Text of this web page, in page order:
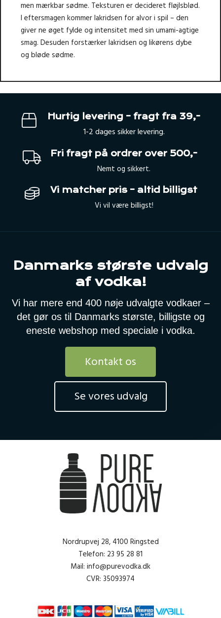
men mærkbar sødme. Teksturen er decideret fløjlsblød.
I eftersmagen kommer lakridsen for alvor i spil – den
giver ne øget fylde og intensitet med sin umami-agtige
smag. Desuden forstærker lakridsen og likørens dybe
og bløde sødme.
Hurtig levering – fragt fra 39,-
1-2 dages sikker levering.
Fri fragt på ordrer over 500,-
Nemt og sikkert.
Vi matcher pris – altid billigst
Vi vil være billigst!
Danmarks største udvalg
af vodka!
Vi har mere end 400 nøje udvalgte vodkaer –
det gør os til Danmarks største, billigste og
eneste webshop med speciale i vodka.
Kontakt os
Se vores udvalg
Nordrupvej 28, 4100 Ringsted
Telefon: 23 95 28 81
Mail: info@purevodka.dk
CVR: 35093974